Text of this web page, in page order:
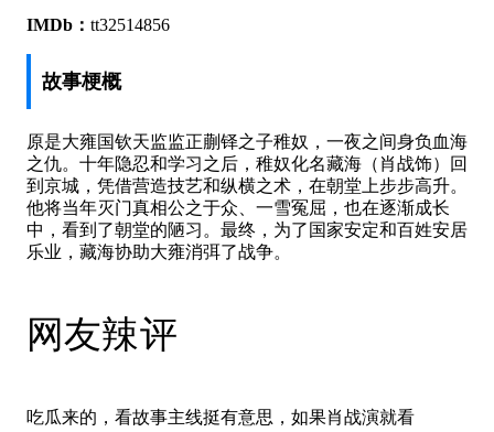
IMDb： tt32514856
故事梗概
原是大雍国钦天监监正蒯铎之子稚奴，一夜之间身负血海
之仇。十年隐忍和学习之后，稚奴化名藏海（肖战饰）回
到京城，凭借营造技艺和纵横之术，在朝堂上步步高升。
他将当年灭门真相公之于众、一雪冤屈，也在逐渐成长
中，看到了朝堂的陋习。最终，为了国家安定和百姓安居
乐业，藏海协助大雍消弭了战争。
网友辣评
吃瓜来的，看故事主线挺有意思，如果肖战演就看